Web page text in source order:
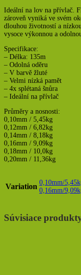
Ideální na lov na přívlač.
zároveň vyniká ve svém
dlouhou životností a
vysoce výkonnou a
Specifikace:
– Délka: 135m
– Odolná oděru
– V barvě žluté
– Velmi nízká pamět
– 4x splétaná šnůra
– Ideální na přívlač
Průměry a nosnosti:
0,10mm / 5,45kg
0,12mm / 6,82kg
0,14mm / 8,18kg
0,16mm / 9,09kg
0,18mm / 10,0kg
0,20mm / 11,36kg
Variation 0,10mm/
0,16mm/
Súvisiace